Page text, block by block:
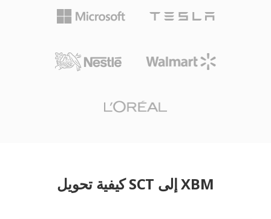
كيفية تحويل SCT إلى XBM